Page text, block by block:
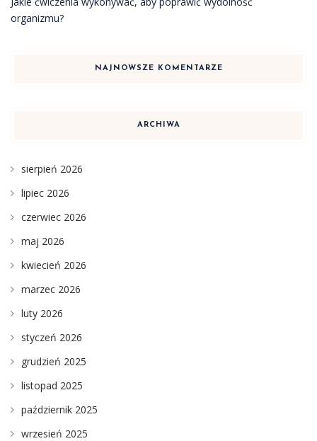
organizmu?
NAJNOWSZE KOMENTARZE
ARCHIWA
sierpień 2026
lipiec 2026
czerwiec 2026
maj 2026
kwiecień 2026
marzec 2026
luty 2026
styczeń 2026
grudzień 2025
listopad 2025
październik 2025
wrzesień 2025